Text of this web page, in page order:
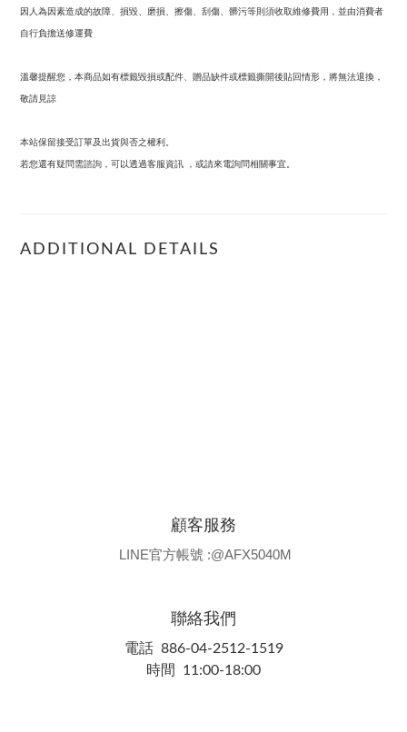
因人為因素造成的故障、損毀、磨損、擦傷、刮傷、髒污等則須收取維修費用，並由消費者
自行負擔送修運費
溫馨提醒您，本商品如有標籤毀損或配件、贈品缺件或標籤撕開後貼回情形，將無法退換，
敬請見諒
本站保留接受訂單及出貨與否之權利。
若您還有疑問需諮詢，可以透過客服資訊 ，或請來電詢問相關事宜。
ADDITIONAL DETAILS
顧客服務
LINE官方帳號 :@AFX5040M
聯絡我們
電話 886-04-2512-1519
時間 11:00-18:00